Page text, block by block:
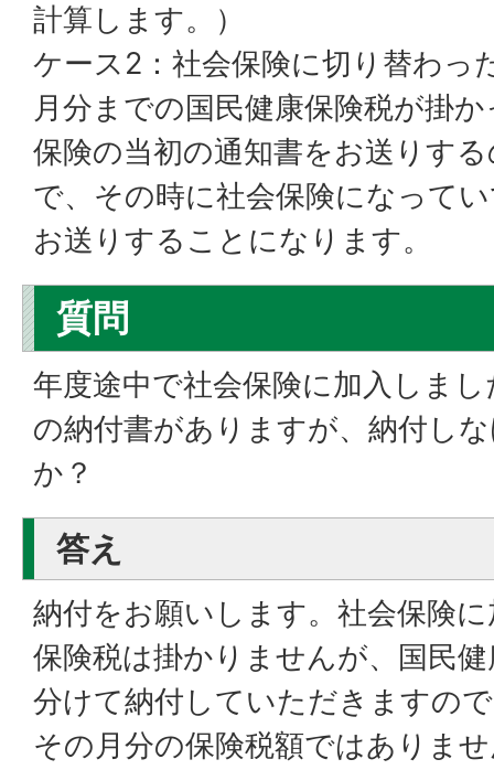
計算します。）
ケース2：社会保険に切り替わっ
月分までの国民健康保険税が掛
保険の当初の通知書をお送りす
で、その時に社会保険になって
お送りすることになります。
質問
年度途中で社会保険に加入しま
の納付書がありますが、納付し
か？
答え
納付をお願いします。社会保険
保険税は掛かりませんが、国民
分けて納付していただきますの
その月分の保険税額ではありま